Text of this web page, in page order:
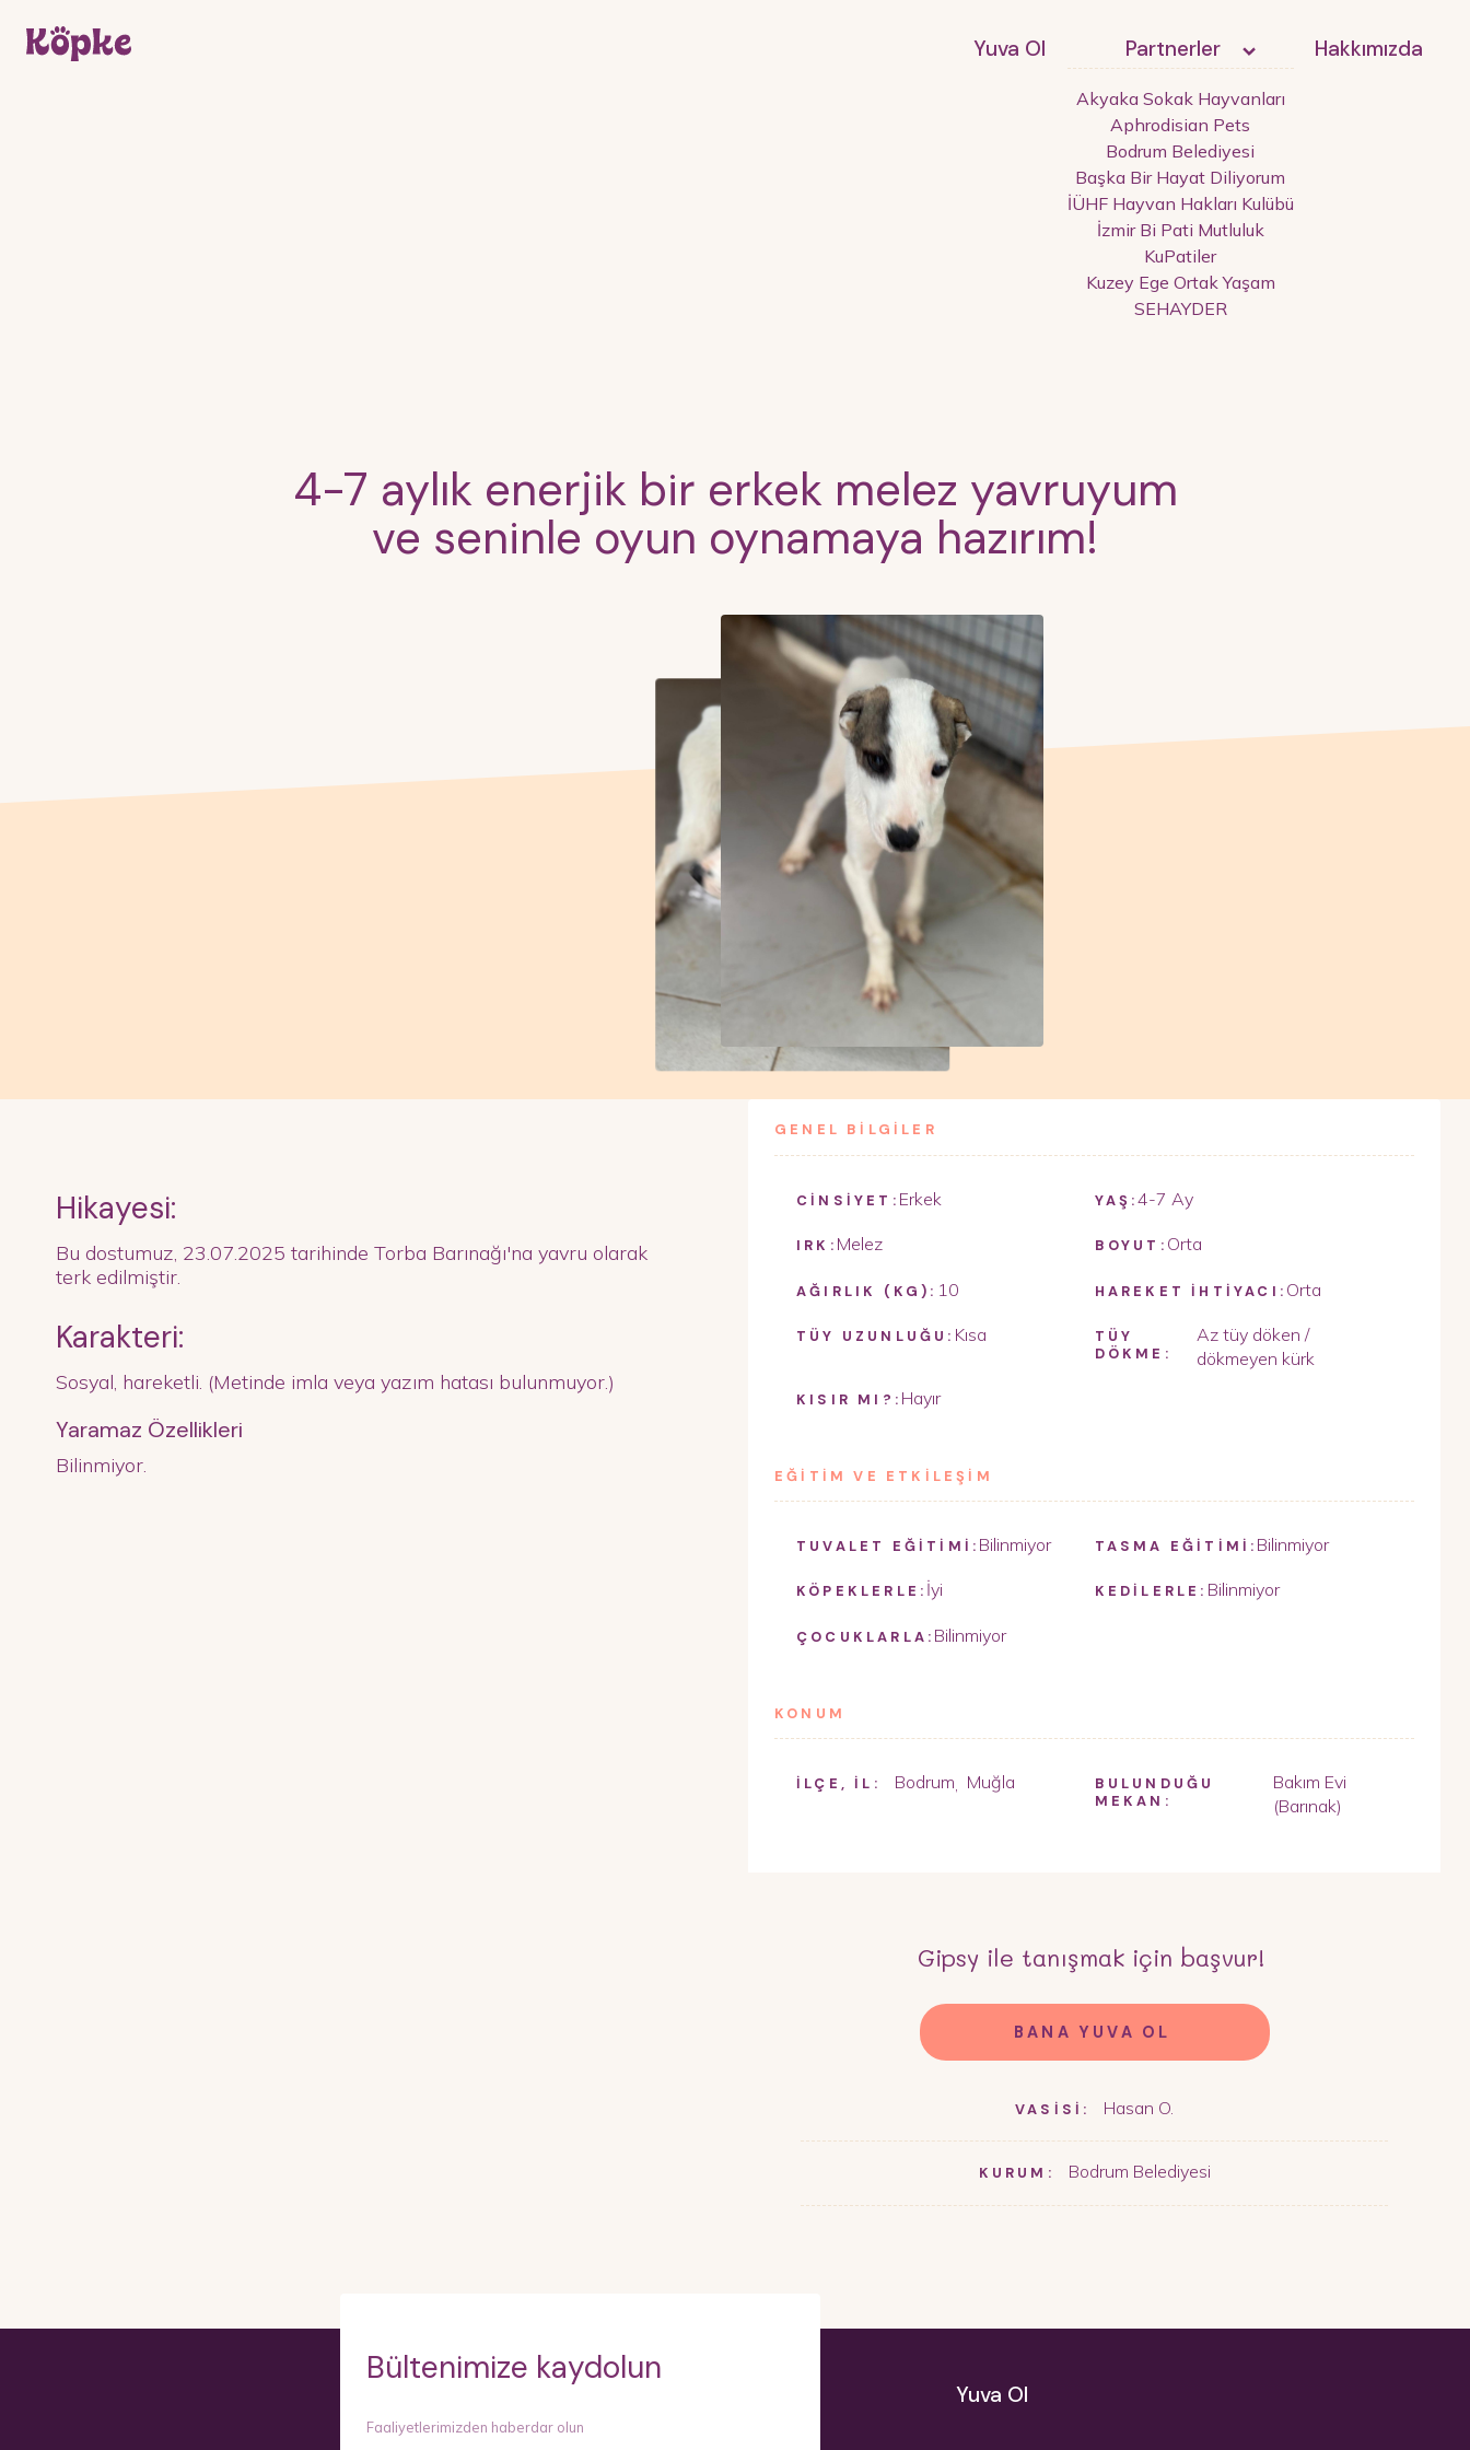
Yuva Ol Partnerler
Akyaka Sokak Hayvanları
Aphrodisian Pets
Bodrum Belediyesi
Başka Bir Hayat Diliyorum
İÜHF Hayvan Hakları Kulübü
İzmir Bi Pati Mutluluk
KuPatiler
Kuzey Ege Ortak Yaşam
SEHAYDER
Hakkımızda
4-7 aylık enerjik bir erkek melez yavruyum
ve seninle oyun oynamaya hazırım!
Hikayesi:
Bu dostumuz, 23.07.2025 tarihinde Torba Barınağı'na yavru olarak
terk edilmiştir.
Karakteri:
Sosyal, hareketli. (Metinde imla veya yazım hatası bulunmuyor.)
Yaramaz Özellikleri
Bilinmiyor.
GENEL BİLGİLER
CİNSİYET: Erkek YAŞ:4-7 Ay
IRK: Melez BOYUT: Orta
AĞIRLIK (KG): 10 HAREKET İHTİYACI: Orta
TÜY UZUNLUĞU: Kısa
TÜY
DÖKME:
Az tüy döken /
dökmeyen kürk
KISIR MI?: Hayır
EĞİTİM VE ETKİLEŞİM
TUVALET EĞİTİMİ: Bilinmiyor TASMA EĞİTİMİ: Bilinmiyor
KÖPEKLERLE: İyi KEDİLERLE: Bilinmiyor
ÇOCUKLARLA: Bilinmiyor
KONUM
İLÇE, İL: Bodrum Muğla
BULUNDUĞU
MEKAN:
Bakım Evi
(Barınak)
Gipsy ile tanışmak için başvur!
BANA YUVA OL
VASİSİ: Hasan O.
KURUM: Bodrum Belediyesi
Bültenimize kaydolun
Faaliyetlerimizden haberdar olun
Yuva Ol